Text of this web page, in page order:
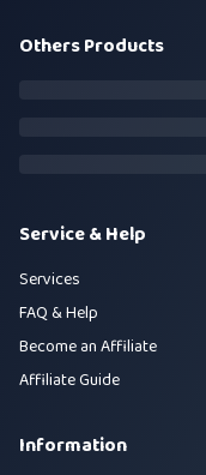
Others Products
Service & Help
Services
FAQ & Help
Become an Affiliate
Affiliate Guide
Information